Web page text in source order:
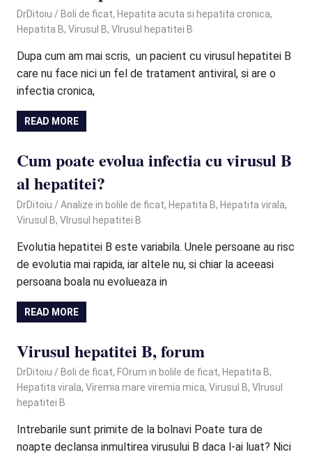
February 3, 2021
DrDitoiu Boli de ficat, Hepatita acuta si hepatita cronica,
Hepatita B, Virusul B, VIrusul hepatitei B
Dupa cum am mai scris, un pacient cu virusul hepatitei B
care nu face nici un fel de tratament antiviral, si are o
infectia cronica,
READ MORE
Cum poate evolua infectia cu virusul B
al hepatitei?
February 3, 2021
DrDitoiu Analize in bolile de ficat, Hepatita B, Hepatita virala,
Virusul B, VIrusul hepatitei B
Evolutia hepatitei B este variabila. Unele persoane au risc
de evolutia mai rapida, iar altele nu, si chiar la aceeasi
persoana boala nu evolueaza in
READ MORE
Virusul hepatitei B, forum
February 3, 2021
DrDitoiu Boli de ficat, FOrum in bolile de ficat, Hepatita B,
Hepatita virala, Viremia mare viremia mica, Virusul B, VIrusul
hepatitei B
Intrebarile sunt primite de la bolnavi Poate tura de
noapte declansa inmultirea virusului B daca l-ai luat? Nici